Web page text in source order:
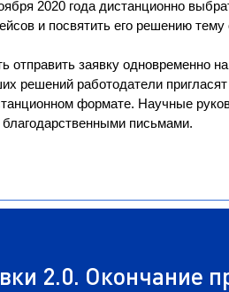
2020 года дистанционно
и посвятить его решению тему
отправить заявку одновременно
решений работодатели
формате. Научные
письмами.
2.0. Окончание